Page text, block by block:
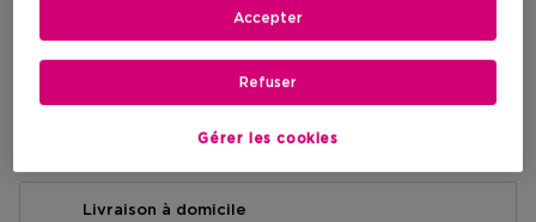
Prix du produit
94,90 €
Livraison à domicile
Gérer les cookies
Refuser
Accepter